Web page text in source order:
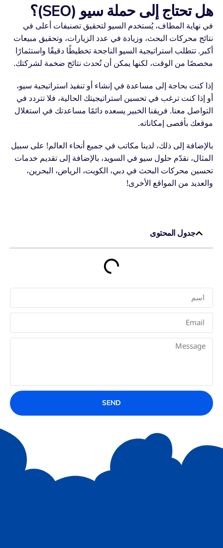
هل تحتاج إلى حملة سيو (SEO)؟
في نهاية المطاف، يُستخدم السيو لتحقيق تصنيفات أعلى في
نتائج محركات البحث، وزيادة في عدد الزيارات، وتحقيق مبيعات
أكبر. تتطلب استراتيجية السيو الناجحة تخطيطًا دقيقًا واستثمارًا
مخصصًا من الوقت، لكنها يمكن أن تُحدث نتائج ضخمة لشركتك.
إذا كنت بحاجة إلى مساعدة في إنشاء أو تنفيذ استراتيجية سيو،
أو إذا كنت ترغب في تحسين استراتيجيتك الحالية، فلا تتردد في
التواصل معنا. فريقنا الخبير يسعده دائمًا مساعدتك في استغلال
موقعك بأقصى إمكاناته.
بالإضافة إلى ذلك، لدينا مكاتب في جميع أنحاء العالم! على سبيل
المثال، نقدّم حلول سيو في السويد، بالإضافة إلى تقديم خدمات
تحسين محركات البحث في دبي، الكويت، الرياض، البحرين،
والعديد من المواقع الأخرى!
جدول المحتوى
SEND